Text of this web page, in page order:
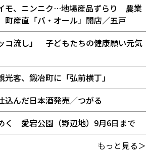
モ、ニンニク…地場産品ずらり 農業
町産直「バ・オール」開店／五戸
コ流し」 子どもたちの健康願い元気
光客、鍛冶町に「弘前横丁」
込んだ日本酒発売／つがる
く 愛宕公園（野辺地）9月6日まで
もっと見る＞